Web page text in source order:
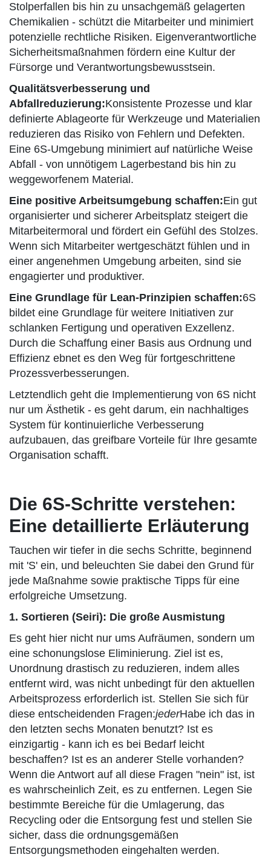
Stolperfallen bis hin zu unsachgemäß gelagerten
Chemikalien - schützt die Mitarbeiter und minimiert
potenzielle rechtliche Risiken. Eigenverantwortliche
Sicherheitsmaßnahmen fördern eine Kultur der
Fürsorge und Verantwortungsbewusstsein.
Qualitätsverbesserung und
Abfallreduzierung:Konsistente Prozesse und klar
definierte Ablageorte für Werkzeuge und Materialien
reduzieren das Risiko von Fehlern und Defekten.
Eine 6S-Umgebung minimiert auf natürliche Weise
Abfall - von unnötigem Lagerbestand bis hin zu
weggeworfenem Material.
Eine positive Arbeitsumgebung schaffen:Ein gut
organisierter und sicherer Arbeitsplatz steigert die
Mitarbeitermoral und fördert ein Gefühl des Stolzes.
Wenn sich Mitarbeiter wertgeschätzt fühlen und in
einer angenehmen Umgebung arbeiten, sind sie
engagierter und produktiver.
Eine Grundlage für Lean-Prinzipien schaffen:6S
bildet eine Grundlage für weitere Initiativen zur
schlanken Fertigung und operativen Exzellenz.
Durch die Schaffung einer Basis aus Ordnung und
Effizienz ebnet es den Weg für fortgeschrittene
Prozessverbesserungen.
Letztendlich geht die Implementierung von 6S nicht
nur um Ästhetik - es geht darum, ein nachhaltiges
System für kontinuierliche Verbesserung
aufzubauen, das greifbare Vorteile für Ihre gesamte
Organisation schafft.
Die 6S-Schritte verstehen:
Eine detaillierte Erläuterung
Tauchen wir tiefer in die sechs Schritte, beginnend
mit 'S' ein, und beleuchten Sie dabei den Grund für
jede Maßnahme sowie praktische Tipps für eine
erfolgreiche Umsetzung.
1. Sortieren (Seiri): Die große Ausmistung
Es geht hier nicht nur ums Aufräumen, sondern um
eine schonungslose Eliminierung. Ziel ist es,
Unordnung drastisch zu reduzieren, indem alles
entfernt wird, was nicht unbedingt für den aktuellen
Arbeitsprozess erforderlich ist. Stellen Sie sich für
diese entscheidenden Fragen:jederHabe ich das in
den letzten sechs Monaten benutzt? Ist es
einzigartig - kann ich es bei Bedarf leicht
beschaffen? Ist es an anderer Stelle vorhanden?
Wenn die Antwort auf all diese Fragen "nein" ist, ist
es wahrscheinlich Zeit, es zu entfernen. Legen Sie
bestimmte Bereiche für die Umlagerung, das
Recycling oder die Entsorgung fest und stellen Sie
sicher, dass die ordnungsgemäßen
Entsorgungsmethoden eingehalten werden.